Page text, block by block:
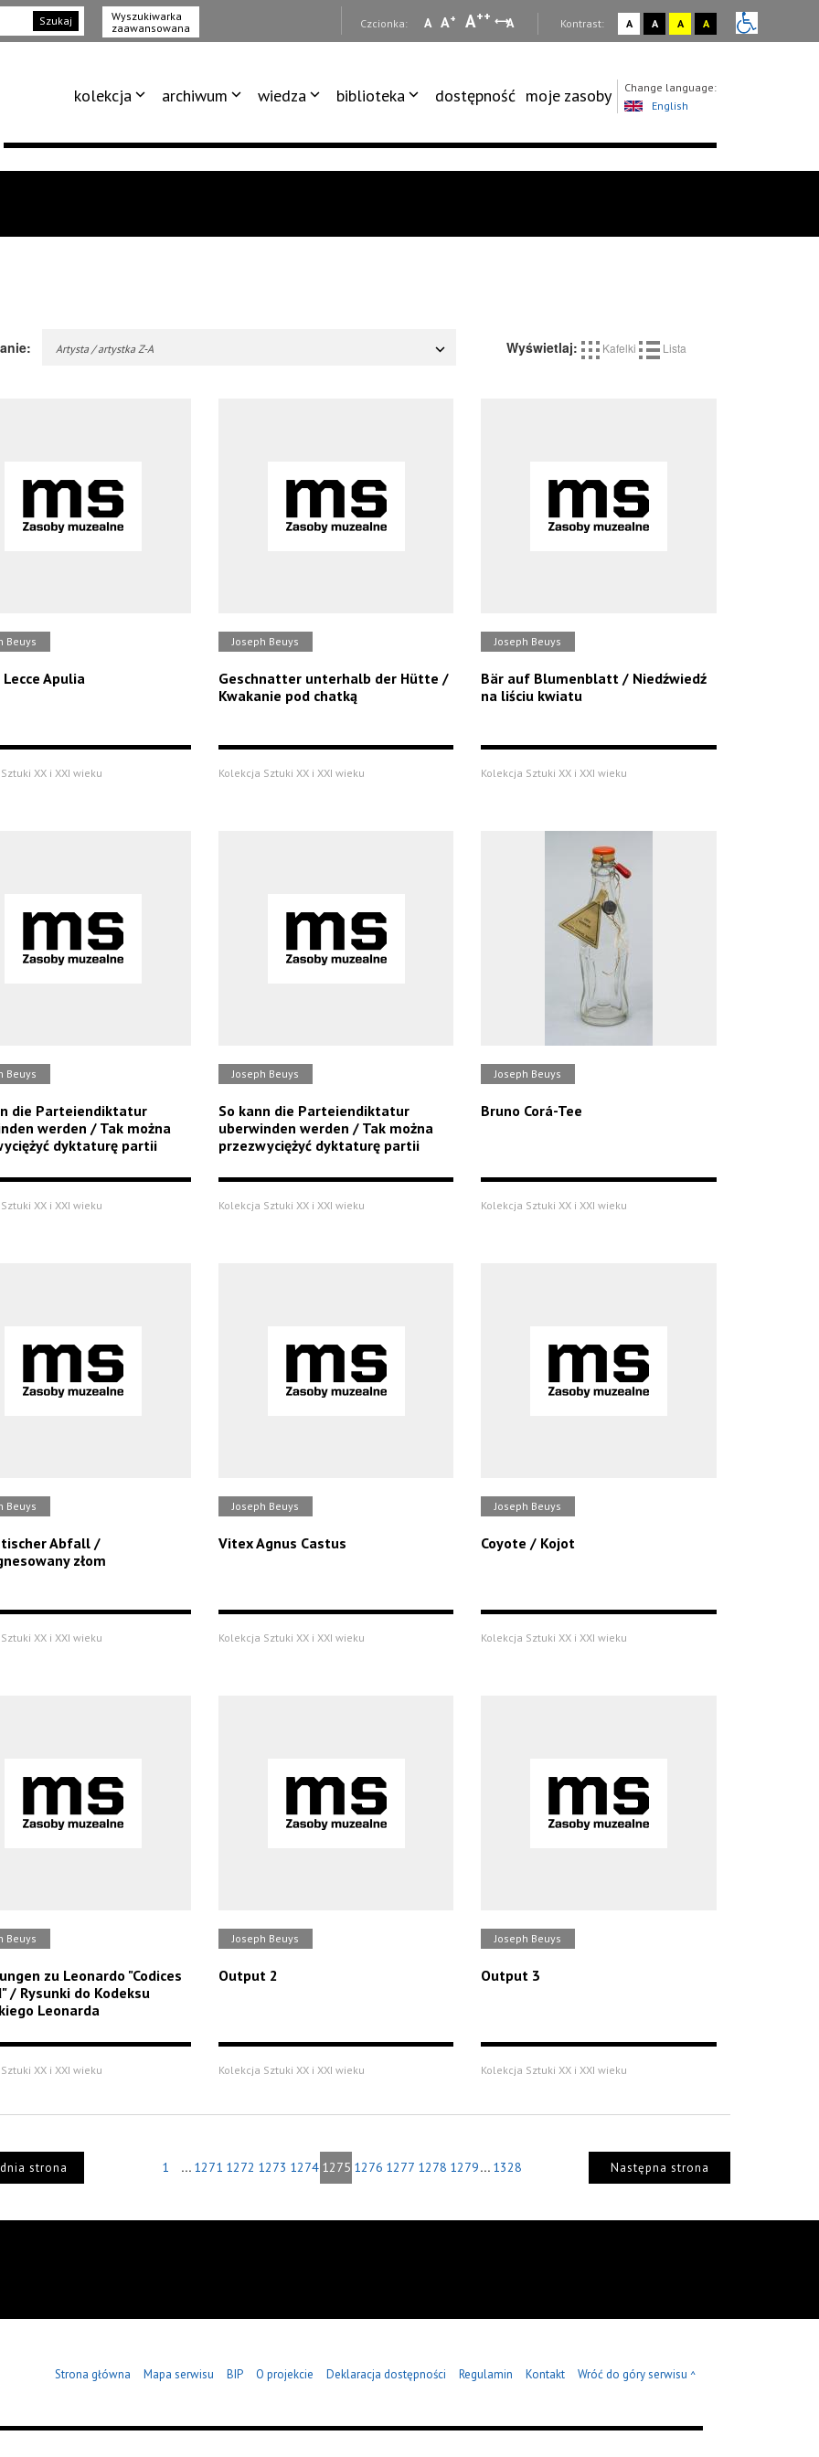
Szukaj
Wyszukiwarka
zaawansowana
Czcionka: A A+ A++ A Kontrast: A A A A
kolekcja archiwum wiedza biblioteka dostępność moje zasoby
Change language:
English
Artysta / artystka Z-A Wyświetlaj: Kafelki Lista
Beuys
Apulia
XX i XXI wieku
Joseph Beuys
Geschnatter unterhalb der Hütte /
Kwakanie pod chatką
Kolekcja Sztuki XX i XXI wieku
Joseph Beuys
Bär auf Blumenblatt / Niedźwiedź
na liściu kwiatu
Kolekcja Sztuki XX i XXI wieku
Beuys
die Parteiendiktatur
werden / Tak można
dyktaturę partii
XX i XXI wieku
Joseph Beuys
So kann die Parteiendiktatur
uberwinden werden / Tak można
przezwyciężyć dyktaturę partii
Kolekcja Sztuki XX i XXI wieku
Joseph Beuys
Bruno Corá-Tee
Kolekcja Sztuki XX i XXI wieku
Beuys
Abfall /
złom
XX i XXI wieku
Joseph Beuys
Vitex Agnus Castus
Kolekcja Sztuki XX i XXI wieku
Joseph Beuys
Coyote / Kojot
Kolekcja Sztuki XX i XXI wieku
Beuys
zu Leonardo "Codices
/ Rysunki do Kodeksu
Leonarda
XX i XXI wieku
Joseph Beuys
Output 2
Kolekcja Sztuki XX i XXI wieku
Joseph Beuys
Output 3
Kolekcja Sztuki XX i XXI wieku
strona 1 ... 1271 1272 1273 1274 1275 1276 1277 1278 1279... 1328 Następna strona
Strona główna Mapa serwisu BIP O projekcie Deklaracja dostępności Regulamin Kontakt Wróć do góry serwisu ^